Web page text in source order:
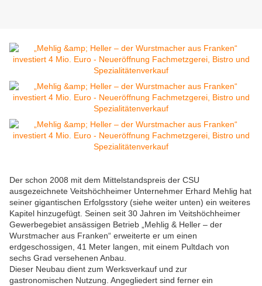
Der schon 2008 mit dem Mittelstandspreis der CSU
ausgezeichnete Veitshöchheimer Unternehmer Erhard Mehlig hat
seiner gigantischen Erfolgsstory (siehe weiter unten) ein weiteres
Kapitel hinzugefügt. Seinen seit 30 Jahren im Veitshöchheimer
Gewerbegebiet ansässigen Betrieb „Mehlig & Heller – der
Wurstmacher aus Franken“ erweiterte er um einen
erdgeschossigen, 41 Meter langen, mit einem Pultdach von
sechs Grad versehenen Anbau.
Dieser Neubau dient zum Werksverkauf und zur
gastronomischen Nutzung. Angegliedert sind ferner ein